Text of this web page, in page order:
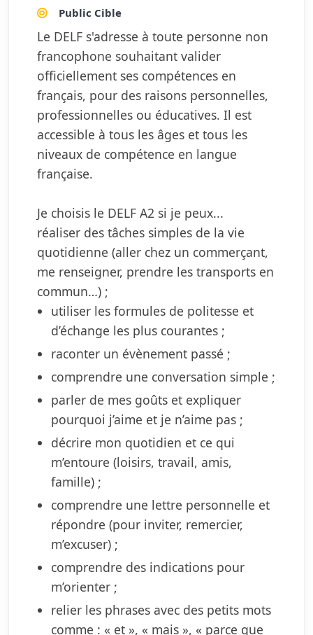
Public Cible
Le DELF s'adresse à toute personne non
francophone souhaitant valider
officiellement ses compétences en
français, pour des raisons personnelles,
professionnelles ou éducatives. Il est
accessible à tous les âges et tous les
niveaux de compétence en langue
française.
Je choisis le DELF A2 si je peux...
réaliser des tâches simples de la vie
quotidienne (aller chez un commerçant,
me renseigner, prendre les transports en
commun…) ;
utiliser les formules de politesse et
d’échange les plus courantes ;
raconter un évènement passé ;
comprendre une conversation simple ;
parler de mes goûts et expliquer
pourquoi j’aime et je n’aime pas ;
décrire mon quotidien et ce qui
m’entoure (loisirs, travail, amis,
famille) ;
comprendre une lettre personnelle et
répondre (pour inviter, remercier,
m’excuser) ;
comprendre des indications pour
m’orienter ;
relier les phrases avec des petits mots
comme : « et », « mais », « parce que